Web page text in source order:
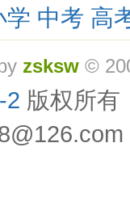
学 中考 高
zsksw©
2 版权所有